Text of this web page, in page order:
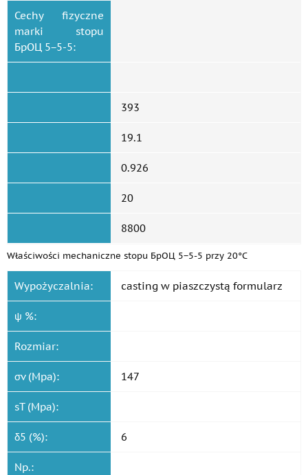
Cechy fizyczne
marki stopu
БрОЦ 5−5-5:
393
19.1
0.926
20
8800
Właściwości mechaniczne stopu БрОЦ 5−5-5 przy 20°C
Wypożyczalnia: casting w piaszczystą formularz
ψ %:
Rozmiar:
σv (Mpa): 147
sT (Mpa):
δ5 (%): 6
Np.: